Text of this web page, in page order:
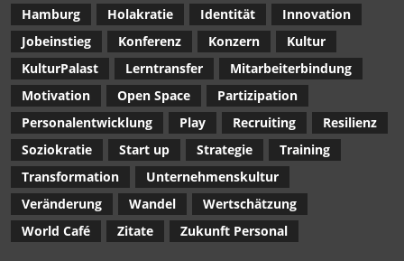
Hamburg
Holakratie Identität
Innovation
Jobeinstieg
Konferenz Konzern
Kultur
KulturPalast
Lerntransfer
Mitarbeiterbindung
Motivation
Open Space
Partizipation
Personalentwicklung
Play Recruiting
Resilienz
Soziokratie
Start up Strategie
Training
Transformation
Unternehmenskultur
Veränderung
Wandel
Wertschätzung
World Café
Zitate Zukunft Personal